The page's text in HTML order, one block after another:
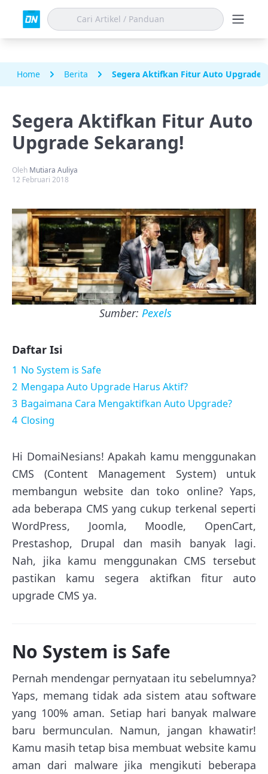
Home Berita Segera Aktifkan Fitur Auto Upgrade
Segera Aktifkan Fitur Auto
Upgrade Sekarang!
Oleh Mutiara Auliya
12 Februari 2018
Sumber: Pexels
Daftar Isi
1 No System is Safe
2 Mengapa Auto Upgrade Harus Aktif?
3 Bagaimana Cara Mengaktifkan Auto Upgrade?
4 Closing
Hi DomaiNesians! Apakah kamu menggunakan
CMS (Content Management System) untuk
membangun website dan toko online? Yaps,
ada beberapa CMS yang cukup terkenal seperti
WordPress, Joomla, Moodle, OpenCart,
Prestashop, Drupal dan masih banyak lagi.
Nah, jika kamu menggunakan CMS tersebut
pastikan kamu segera aktifkan fitur auto
upgrade CMS ya.
No System is Safe
Pernah mendengar pernyataan itu sebelumnya?
Yaps, memang tidak ada sistem atau software
yang 100% aman. Setiap hari banyak malware
baru bermunculan. Namun, jangan khawatir!
Kamu masih tetap bisa membuat website kamu
aman dari malware jika mengikuti beberapa